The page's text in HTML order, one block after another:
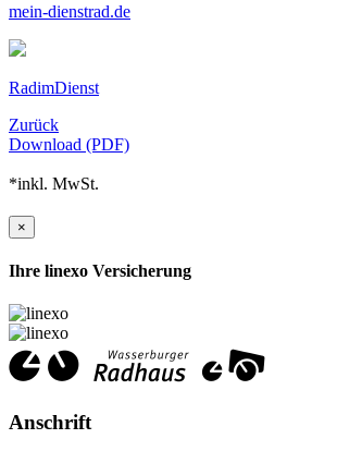
mein-dienstrad.de
RadimDienst
Zurück
Download (PDF)
*inkl. MwSt.
×
Ihre linexo Versicherung
Anschrift